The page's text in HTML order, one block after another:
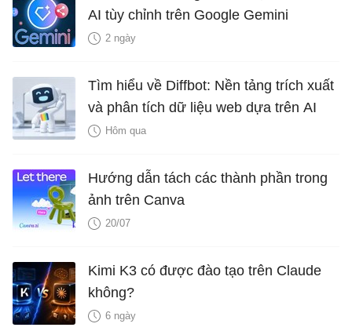
AI tùy chỉnh trên Google Gemini
2 ngày
Tìm hiểu về Diffbot: Nền tảng trích xuất
và phân tích dữ liệu web dựa trên AI
Hôm qua
Hướng dẫn tách các thành phần trong
ảnh trên Canva
20/07
Kimi K3 có được đào tạo trên Claude
không?
6 ngày